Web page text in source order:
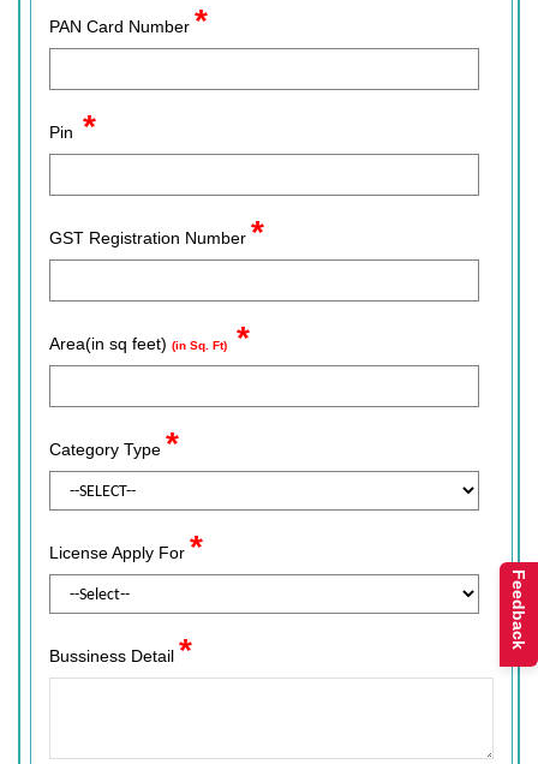
PAN Card Number *
Pin *
GST Registration Number *
Area(in sq feet) (in Sq. Ft) *
Category Type *
License Apply For *
Bussiness Detail * Feedback